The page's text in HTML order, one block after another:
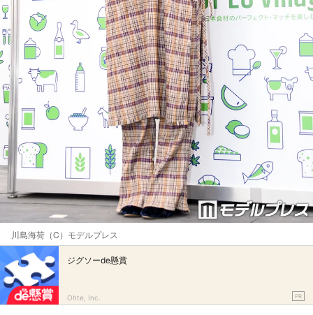
川島海荷（C）モデルプレス
ジグソーde懸賞
Ohte, Inc. PR